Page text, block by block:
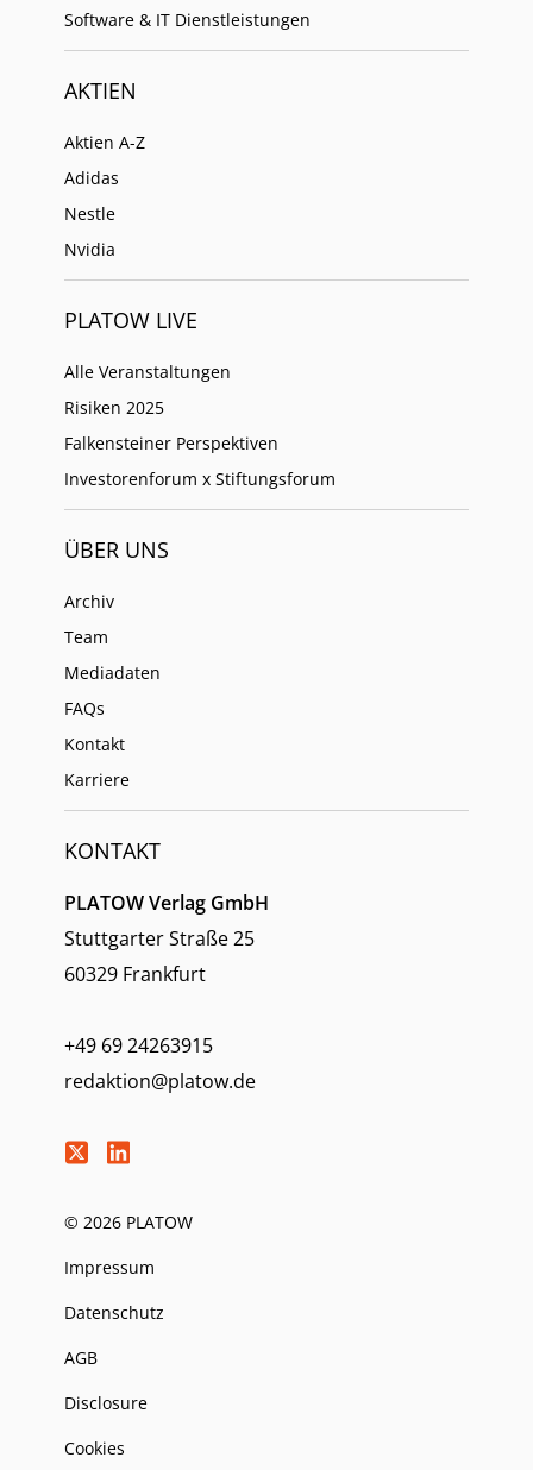
Software & IT Dienstleistungen
AKTIEN
Aktien A-Z
Adidas
Nestle
Nvidia
PLATOW LIVE
Alle Veranstaltungen
Risiken 2025
Falkensteiner Perspektiven
Investorenforum x Stiftungsforum
ÜBER UNS
Archiv
Team
Mediadaten
FAQs
Kontakt
Karriere
KONTAKT
PLATOW Verlag GmbH
Stuttgarter Straße 25
60329 Frankfurt
+49 69 24263915
redaktion@platow.de
© 2026 PLATOW
Impressum
Datenschutz
AGB
Disclosure
Cookies